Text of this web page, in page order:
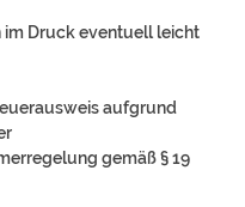
im Druck eventuell leicht
aufgrund
gemäß § 19